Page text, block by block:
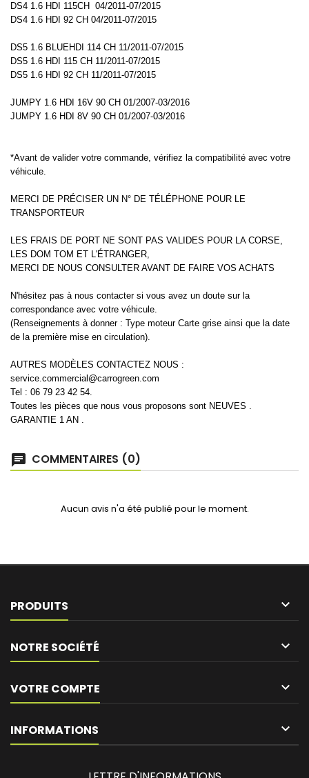
DS4 1.6 HDI 115CH 04/2011-07/2015
DS4 1.6 HDI 92 CH 04/2011-07/2015
DS5 1.6 BLUEHDI 114 CH 11/2011-07/2015
DS5 1.6 HDI 115 CH 11/2011-07/2015
DS5 1.6 HDI 92 CH 11/2011-07/2015
JUMPY 1.6 HDI 16V 90 CH 01/2007-03/2016
JUMPY 1.6 HDI 8V 90 CH 01/2007-03/2016
*Avant de valider votre commande, vérifiez la compatibilité avec votre
véhicule.
MERCI DE PRÉCISER UN N° DE TÉLÉPHONE POUR LE
TRANSPORTEUR
LES FRAIS DE PORT NE SONT PAS VALIDES POUR LA CORSE,
LES DOM TOM ET L'ÉTRANGER,
MERCI DE NOUS CONSULTER AVANT DE FAIRE VOS ACHATS
N'hésitez pas à nous contacter si vous avez un doute sur la
correspondance avec votre véhicule.
(Renseignements à donner : Type moteur Carte grise ainsi que la date
de la première mise en circulation).
AUTRES MODÈLES CONTACTEZ NOUS :
service.commercial@carrogreen.com
Tel : 06 79 23 42 54.
Toutes les pièces que nous vous proposons sont NEUVES .
GARANTIE 1 AN .
COMMENTAIRES (0)
Aucun avis n'a été publié pour le moment.
PRODUITS 
NOTRE SOCIÉTÉ 
VOTRE COMPTE 
INFORMATIONS keyboard_arrow_down